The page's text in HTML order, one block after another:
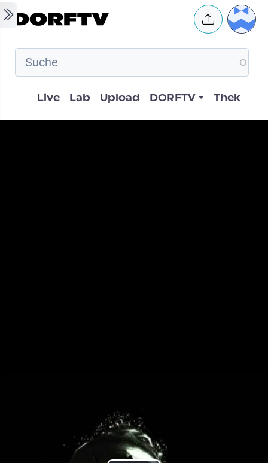
Skip to main content User
Hauptnavigation
Live Lab Upload DORFTV Thek